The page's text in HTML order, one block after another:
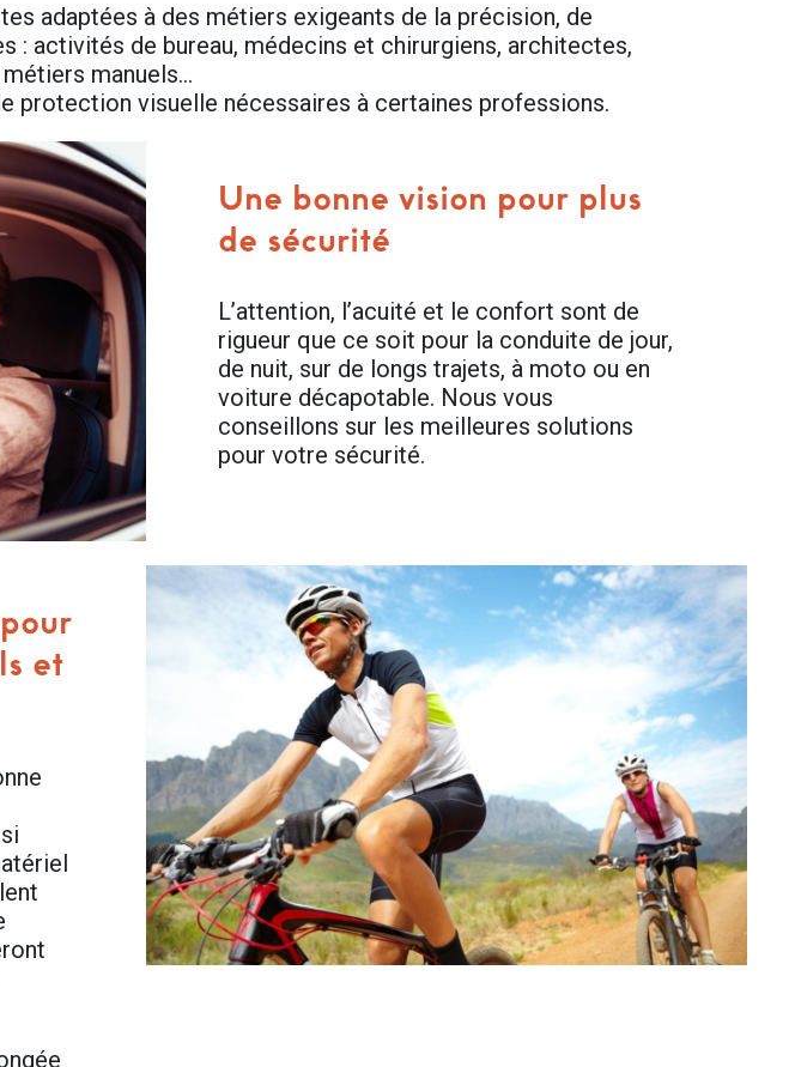
adaptées à des métiers exigeants de la précision, de
: activités de bureau, médecins et chirurgiens, architectes,
manuels…
protection visuelle nécessaires à certaines professions.
Une bonne vision pour plus
de sécurité
L’attention, l’acuité et le confort sont de
rigueur que ce soit pour la conduite de jour,
de nuit, sur de longs trajets, à moto ou en
voiture décapotable. Nous vous
conseillons sur les meilleures solutions
pour votre sécurité.
et